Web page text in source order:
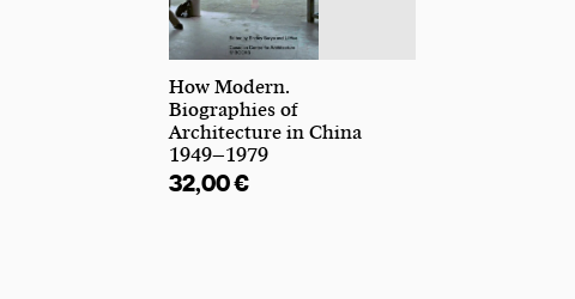
How Modern.
Biographies of
Architecture in China
1949–1979
32,00€